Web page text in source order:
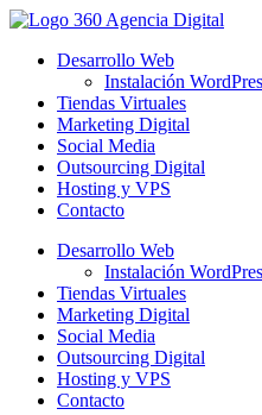
Desarrollo Web
Instalación
Tiendas Virtuales
Marketing Digital
Social Media
Outsourcing Digital
Hosting y VPS
Contacto
Desarrollo Web
Instalación
Tiendas Virtuales
Marketing Digital
Social Media
Outsourcing Digital
Hosting y VPS
Contacto